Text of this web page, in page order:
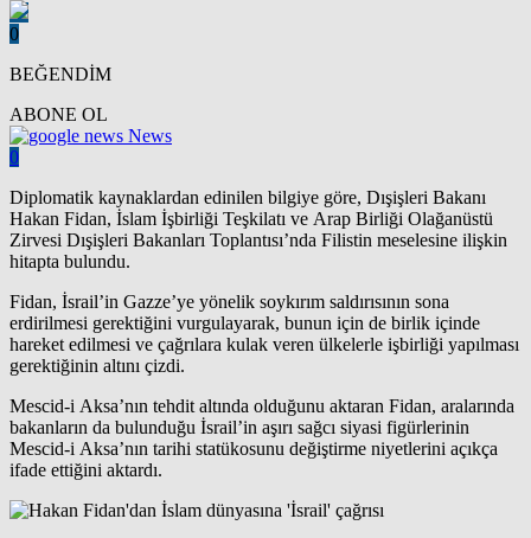
0
BEĞENDİM
ABONE OL
News
0
Diplomatik kaynaklardan edinilen bilgiye göre, Dışişleri Bakanı
Hakan Fidan, İslam İşbirliği Teşkilatı ve Arap Birliği Olağanüstü
Zirvesi Dışişleri Bakanları Toplantısı’nda Filistin meselesine ilişkin
hitapta bulundu.
Fidan, İsrail’in Gazze’ye yönelik soykırım saldırısının sona
erdirilmesi gerektiğini vurgulayarak, bunun için de birlik içinde
hareket edilmesi ve çağrılara kulak veren ülkelerle işbirliği yapılması
gerektiğinin altını çizdi.
Mescid-i Aksa’nın tehdit altında olduğunu aktaran Fidan, aralarında
bakanların da bulunduğu İsrail’in aşırı sağcı siyasi figürlerinin
Mescid-i Aksa’nın tarihi statükosunu değiştirme niyetlerini açıkça
ifade ettiğini aktardı.